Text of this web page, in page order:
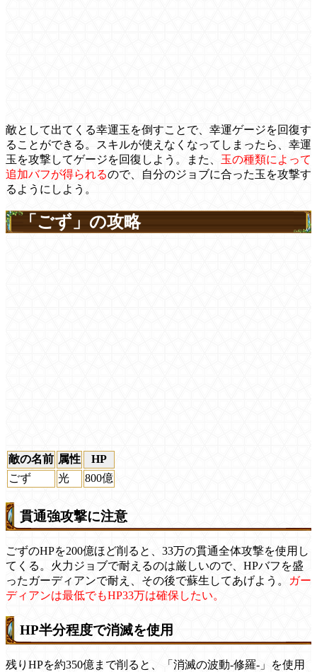
敵として出てくる幸運玉を倒すことで、幸運ゲージを回復す
ることができる。スキルが使えなくなってしまったら、幸運
玉を攻撃してゲージを回復しよう。また、 玉の種類によって
追加バフが得られるので、自分のジョブに合った玉を攻撃す
るようにしよう。
「ごず」の攻略
敵の名前 属性
HP
ごず
光 800億
貫通強攻撃に注意
ごずのHPを200億ほど削ると、33万の貫通全体攻撃を使用し
てくる。火力ジョブで耐えるのは厳しいので、HPバフを盛
ったガーディアンで耐え、その後で蘇生してあげよう。
ガー
ディアンは最低でもHP33万は確保したい。
HP半分程度で消滅を使用
残りHPを約350億まで削ると、「消滅の波動-修羅-」を使用